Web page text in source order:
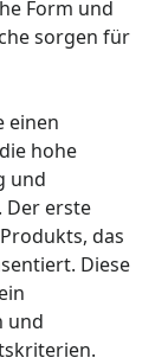
Form und
sorgen für
einen
hohe
und
Der erste
das
Diese
und